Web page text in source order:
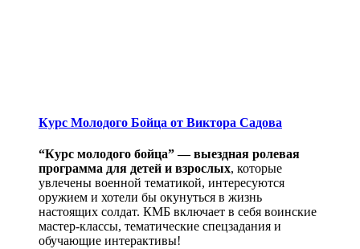
Курс Молодого Бойца от Виктора Садова
“Курс молодого бойца” — выездная ролевая
программа для детей и взрослых, которые
увлечены военной тематикой, интересуются
оружием и хотели бы окунуться в жизнь
настоящих солдат. КМБ включает в себя воинские
мастер-классы, тематические спецзадания и
обучающие интерактивы!